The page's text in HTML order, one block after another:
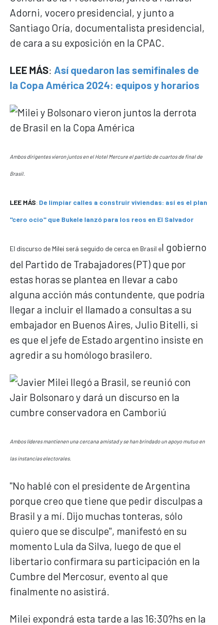
Adorni, vocero presidencial, y junto a
Santiago Oría, documentalista presidencial,
de cara a su exposición en la CPAC.
LEE MÁS: Así quedaron las semifinales de
la Copa América 2024: equipos y horarios
Ambos dirigentes vieron juntos en el Hotel Mercure el partido de cuartos de final de
Brasil.
LEE MÁS: De limpiar calles a construir viviendas: así es el plan
"cero ocio" que Bukele lanzó para los reos en El Salvador
El discurso de Milei será seguido de cerca en Brasil el gobierno
del Partido de Trabajadores (PT) que por
estas horas se plantea en llevar a cabo
alguna acción más contundente, que podría
llegar a incluir el llamado a consultas a su
embajador en Buenos Aires, Julio Bitelli, si
es que el jefe de Estado argentino insiste en
agredir a su homólogo brasilero.
Ambos líderes mantienen una cercana amistad y se han brindado un apoyo mutuo en
las instancias electorales.
"No hablé con el presidente de Argentina
porque creo que tiene que pedir disculpas a
Brasil y a mí. Dijo muchas tonteras, sólo
quiero que se disculpe", manifestó en su
momento Lula da Silva, luego de que el
libertario confirmara su participación en la
Cumbre del Mercosur, evento al que
finalmente no asistirá.
Milei expondrá esta tarde a las 16:30?hs en la